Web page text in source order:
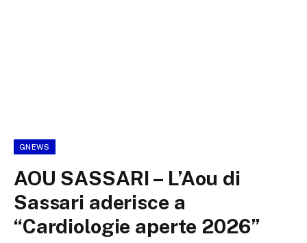
GNEWS
AOU SASSARI – L’Aou di
Sassari aderisce a
“Cardiologie aperte 2026”